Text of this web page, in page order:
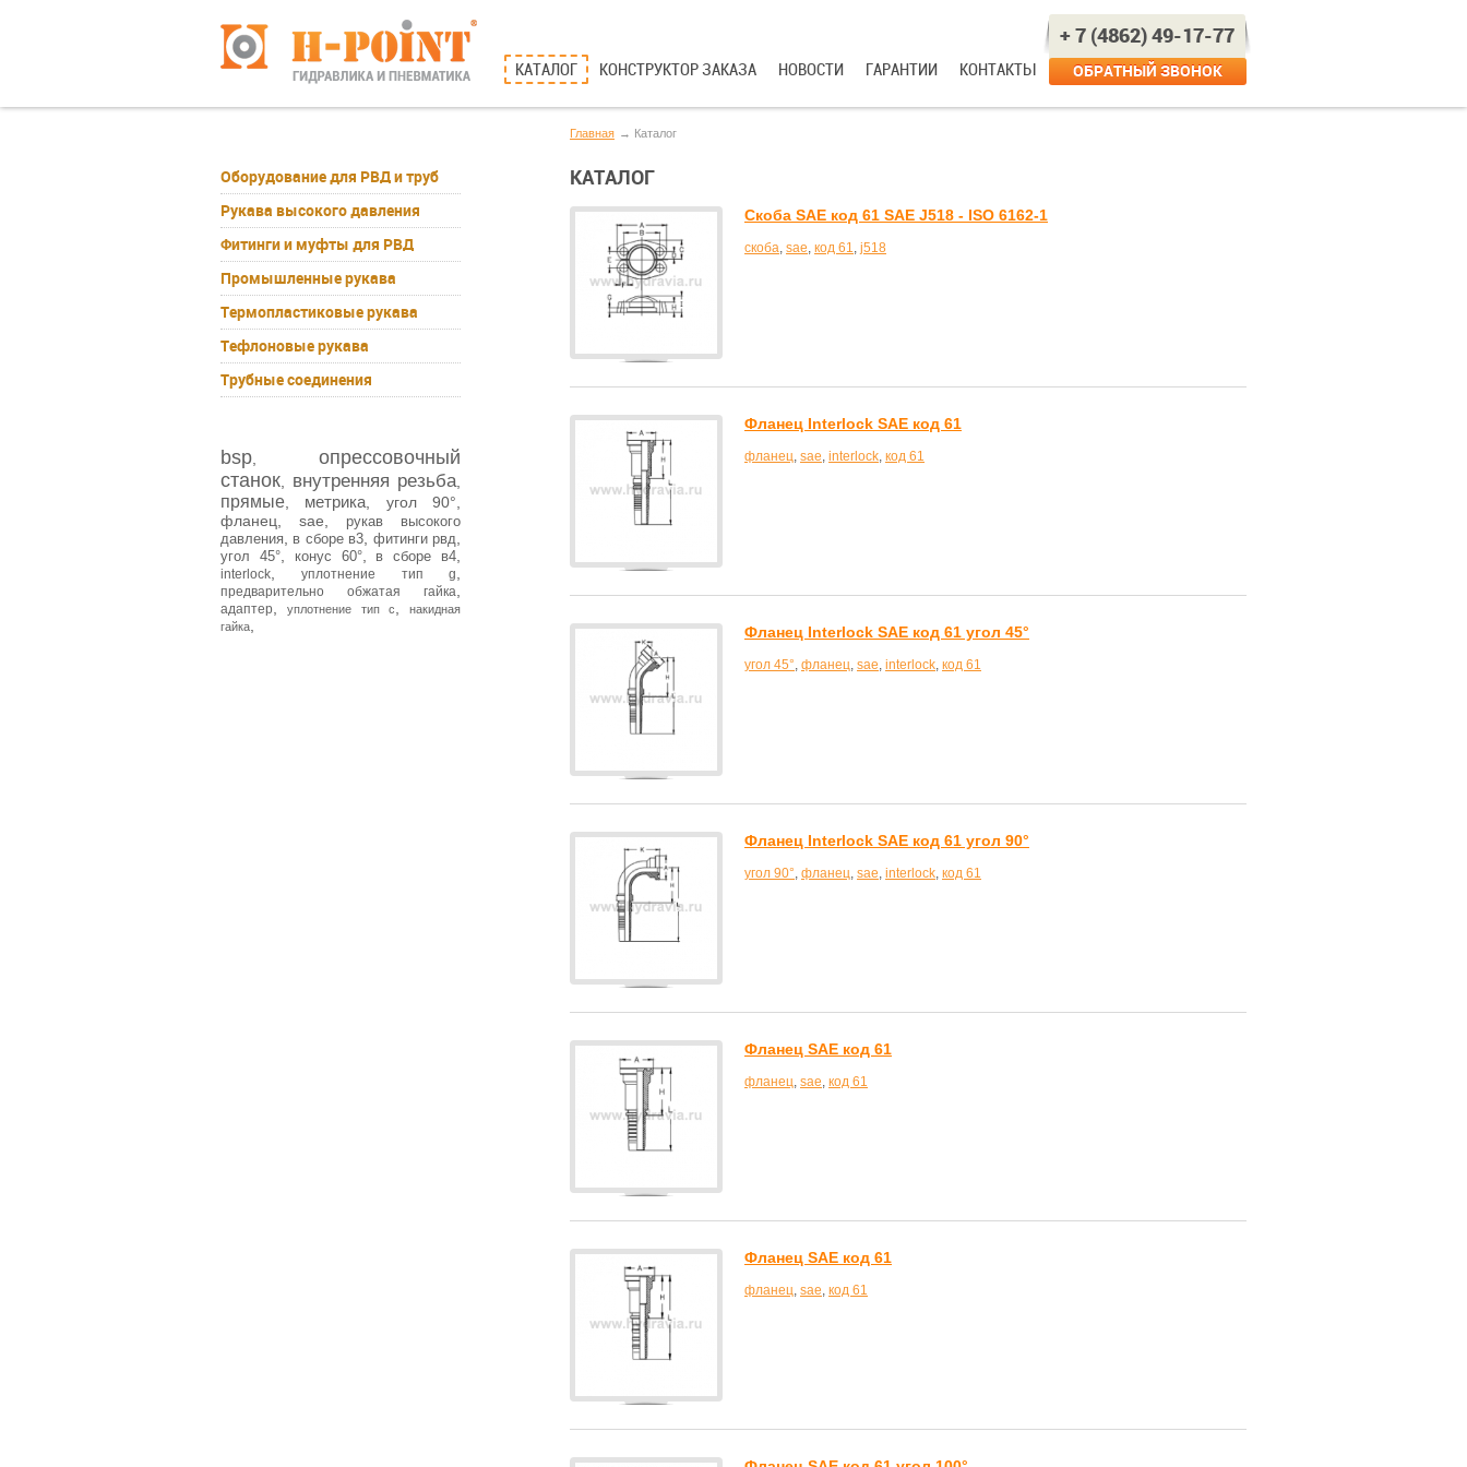
+ 7 (4862) 49-17-77
ОБРАТНЫЙ ЗВОНОК
КАТАЛОГ КОНСТРУКТОР ЗАКАЗА НОВОСТИ ГАРАНТИИ КОНТАКТЫ
Оборудование для РВД и труб
Рукава высокого давления
Фитинги и муфты для РВД
Промышленные рукава
Термопластиковые рукава
Тефлоновые рукава
Трубные соединения
bsp
опрессовочный
станок
внутренняя резьба
прямые метрика угол 90°
фланец
sae
рукав высокого
давления
в сборе в3 фитинги рвд
угол 45°, конус 60°, в сборе в4
interlock ,уплотнение тип g
предварительно обжатая гайка
адаптер ,уплотнение тип с
накидная
гайка
Главная Каталог
КАТАЛОГ
Скоба SAE код 61 SAE J518 - ISO 6162-1
скоба, sae, код 61, j518
Фланец Interlock SAE код 61
фланец, sae, interlock, код 61
Фланец Interlock SAE код 61 угол 45°
угол 45°, фланец, sae, interlock, код 61
Фланец Interlock SAE код 61 угол 90°
угол 90°, фланец, sae, interlock, код 61
Фланец SAE код 61
фланец, sae, код 61
Фланец SAE код 61
фланец, sae, код 61